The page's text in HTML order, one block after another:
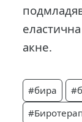
акне.
#бира